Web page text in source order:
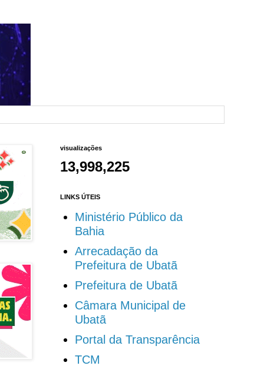
visualizações
13,998,225
LINKS ÚTEIS
Ministério Público da
Bahia
Arrecadação da
Prefeitura de Ubatã
Prefeitura de Ubatã
Câmara Municipal de
Ubatã
Portal da Transparência
TCM